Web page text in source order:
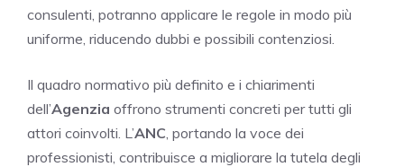
consulenti, potranno applicare le regole in modo più
uniforme, riducendo dubbi e possibili contenziosi.
Il quadro normativo più definito e i chiarimenti
dell’Agenzia offrono strumenti concreti per tutti gli
attori coinvolti. L’ANC , portando la voce dei
professionisti, contribuisce a migliorare la tutela degli